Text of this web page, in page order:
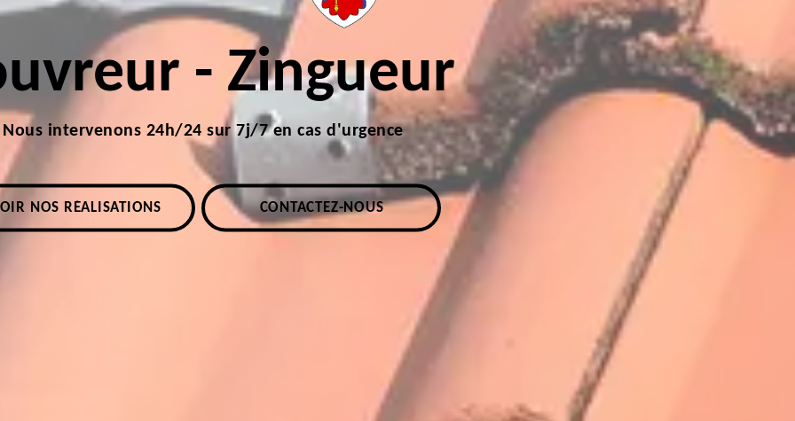
- Zingueur
Nous intervenons 24h/24 sur 7j/7 en cas d'urgence
NOS RÉALISATIONS CONTACTEZ-NOUS